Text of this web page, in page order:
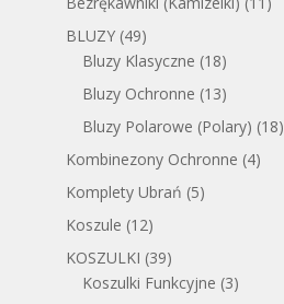
BLUZY (49)
Bluzy Klasyczne (18)
Bluzy Ochronne (13)
Bluzy Polarowe (Polary) (18)
Kombinezony Ochronne (4)
Komplety Ubrań (5)
Koszule (12)
KOSZULKI (39)
Koszulki Funkcyjne (3)